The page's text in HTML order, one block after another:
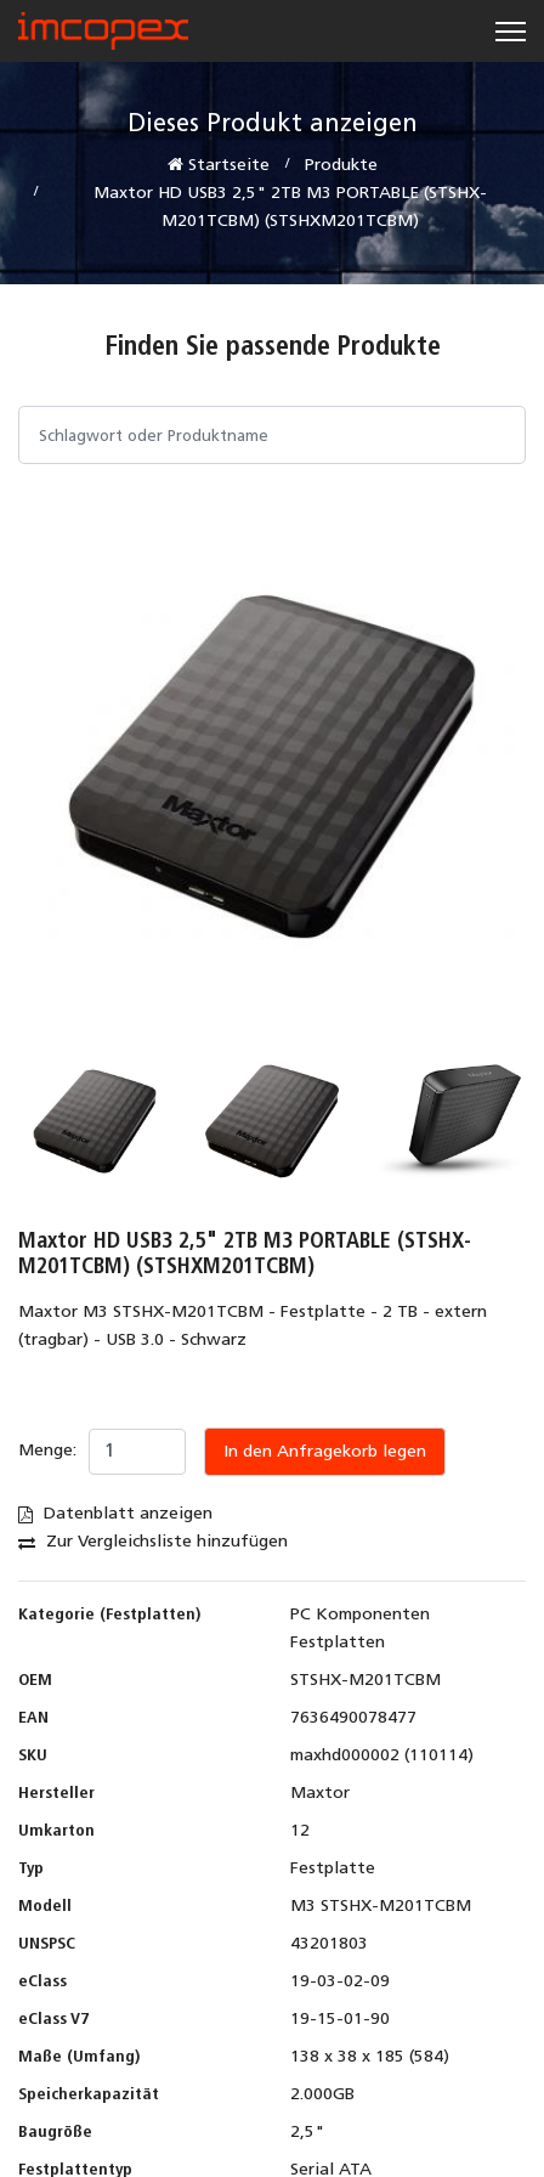
Dieses Produkt anzeigen
Startseite
Produkte
Maxtor HD USB3 2,5" 2TB M3 PORTABLE (STSHX-
M201TCBM) (STSHXM201TCBM)
Finden Sie passende Produkte
Maxtor HD USB3 2,5" 2TB M3 PORTABLE (STSHX-
M201TCBM) (STSHXM201TCBM)
Maxtor M3 STSHX-M201TCBM - Festplatte - 2 TB - extern
(tragbar) - USB 3.0 - Schwarz
Menge: In den Anfragekorb legen
Datenblatt anzeigen
Zur Vergleichsliste hinzufügen
Kategorie (Festplatten)
PC Komponenten
Festplatten
OEM STSHX-M201TCBM
EAN 7636490078477
SKU maxhd000002 (110114)
Hersteller Maxtor
Umkarton 12
Typ Festplatte
Modell M3 STSHX-M201TCBM
UNSPSC 43201803
eClass 19-03-02-09
eClass V7 19-15-01-90
Maße (Umfang) 138 x 38 x 185 (584)
Speicherkapazität 2.000GB
Baugröße 2,5"
Festplattentyp Serial ATA